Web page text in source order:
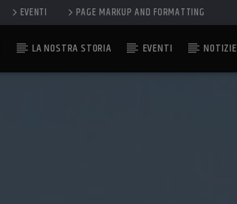
EVENTI PAGE MARKUP AND FORMATTING
LA NOSTRA STORIA EVENTI NOTIZIE